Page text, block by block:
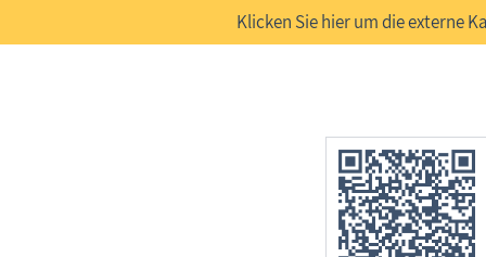
Klicken Sie hier um die externe